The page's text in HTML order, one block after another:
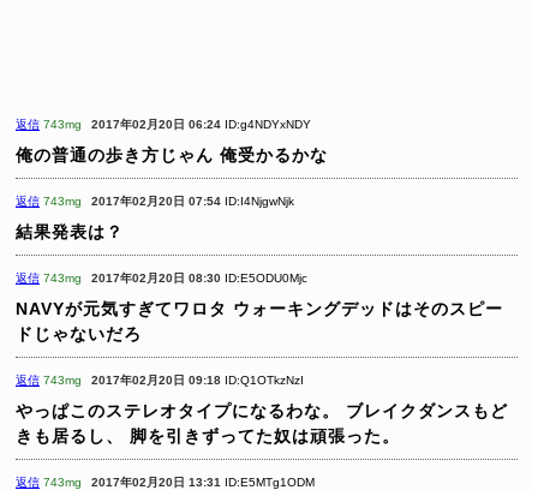
返信 743mg 2017年02月20日 06:24 ID:g4NDYxNDY
俺の普通の歩き方じゃん 俺受かるかな
返信 743mg 2017年02月20日 07:54 ID:I4NjgwNjk
結果発表は？
返信 743mg 2017年02月20日 08:30 ID:E5ODU0Mjc
NAVYが元気すぎてワロタ ウォーキングデッドはそのスピー
ドじゃないだろ
返信 743mg 2017年02月20日 09:18 ID:Q1OTkzNzI
やっぱこのステレオタイプになるわな。
ブレイクダンスもど
きも居るし、
脚を引きずってた奴は頑張った。
返信 743mg 2017年02月20日 13:31 ID:E5MTg1ODM